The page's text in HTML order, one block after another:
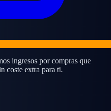
ingresos por compras que
coste extra para ti.